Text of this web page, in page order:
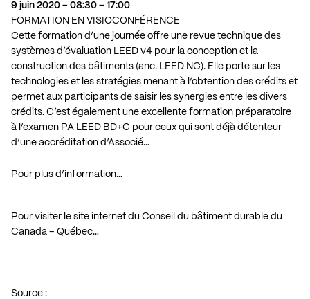
9 juin 2020 – 08:30 – 17:00
FORMATION EN VISIOCONFÉRENCE
Cette formation d’une journée offre une revue technique des
systèmes d’évaluation LEED v4 pour la conception et la
construction des bâtiments (anc. LEED NC). Elle porte sur les
technologies et les stratégies menant à l’obtention des crédits et
permet aux participants de saisir les synergies entre les divers
crédits. C’est également une excellente formation préparatoire
à l’examen PA LEED BD+C pour ceux qui sont déjà détenteur
d’une accréditation d’Associé…
Pour plus d’information…
Pour visiter le site internet du Conseil du bâtiment durable du
Canada – Québec…
Source :